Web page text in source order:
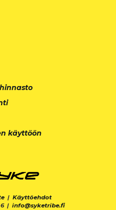
käyttöön
| Käyttöehdot
6 | info@syketribe.fi